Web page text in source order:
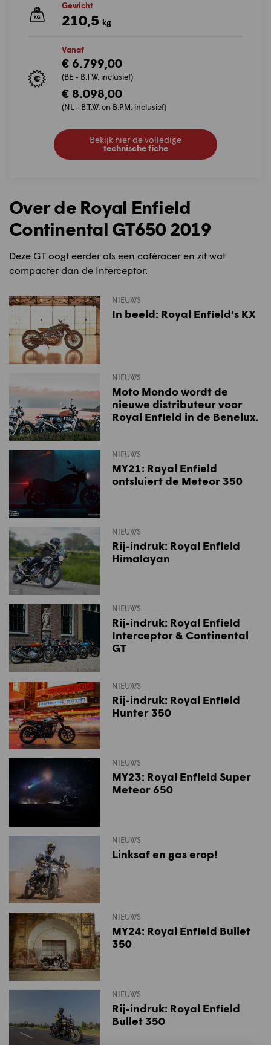
Gewicht
210,5 kg
Vanaf
€ 6.799,00
(BE - B.T.W. inclusief)
€ 8.098,00
(NL - B.T.W. en B.P.M. inclusief)
Bekijk hier de volledige
technische fiche
Over de Royal Enfield
Continental GT650 2019
Deze GT oogt eerder als een caféracer en zit wat
compacter dan de Interceptor.
NIEUWS
In beeld: Royal Enfield’s KX
NIEUWS
Moto Mondo wordt de
nieuwe distributeur voor
Royal Enfield in de Benelux.
NIEUWS
MY21: Royal Enfield
ontsluiert de Meteor 350
NIEUWS
Rij-indruk: Royal Enfield
Himalayan
NIEUWS
Rij-indruk: Royal Enfield
Interceptor & Continental
GT
NIEUWS
Rij-indruk: Royal Enfield
Hunter 350
NIEUWS
MY23: Royal Enfield Super
Meteor 650
NIEUWS
Linksaf en gas erop!
NIEUWS
MY24: Royal Enfield Bullet
350
NIEUWS
Rij-indruk: Royal Enfield
Bullet 350